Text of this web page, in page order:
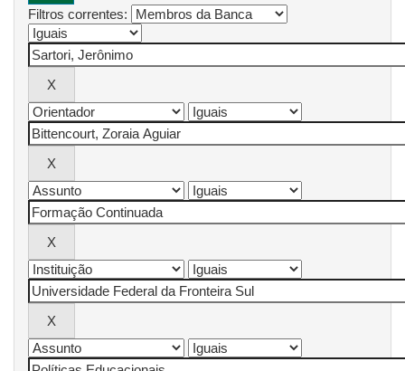
Filtros correntes: